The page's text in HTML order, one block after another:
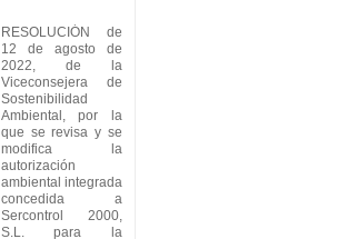
RESOLUCIÓN de
12 de agosto de
2022, de la
Viceconsejera de
Sostenibilidad
Ambiental, por la
que se revisa y se
modifica la
autorización
ambiental integrada
concedida a
Sercontrol 2000,
S.L. para la